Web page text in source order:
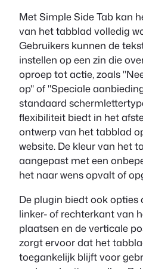
Met Simple Side Tab kan
van het tabblad volledig
Gebruikers kunnen de
instellen op een zin die
oproep tot actie, zoals
op" of "Speciale
standaard
flexibiliteit biedt in het
ontwerp van het tabblad
website. De kleur van het
aangepast met een
het naar wens opvalt of
De plugin biedt ook
linker- of rechterkant van
plaatsen en de verticale
zorgt ervoor dat het
toegankelijk blijft voor